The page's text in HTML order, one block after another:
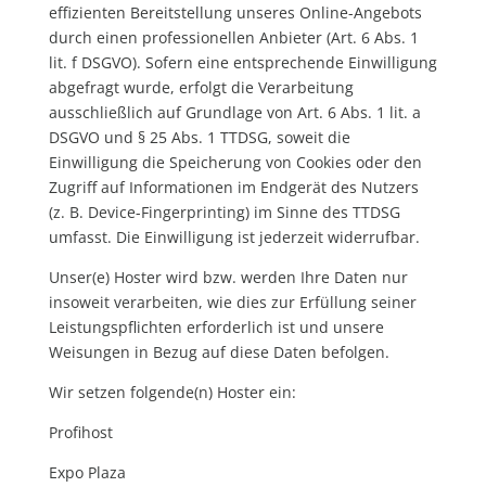
effizienten Bereitstellung unseres Online-Angebots
durch einen professionellen Anbieter (Art. 6 Abs. 1
lit. f DSGVO). Sofern eine entsprechende Einwilligung
abgefragt wurde, erfolgt die Verarbeitung
ausschließlich auf Grundlage von Art. 6 Abs. 1 lit. a
DSGVO und § 25 Abs. 1 TTDSG, soweit die
Einwilligung die Speicherung von Cookies oder den
Zugriff auf Informationen im Endgerät des Nutzers
(z. B. Device-Fingerprinting) im Sinne des TTDSG
umfasst. Die Einwilligung ist jederzeit widerrufbar.
Unser(e) Hoster wird bzw. werden Ihre Daten nur
insoweit verarbeiten, wie dies zur Erfüllung seiner
Leistungspflichten erforderlich ist und unsere
Weisungen in Bezug auf diese Daten befolgen.
Wir setzen folgende(n) Hoster ein:
Profihost
Expo Plaza